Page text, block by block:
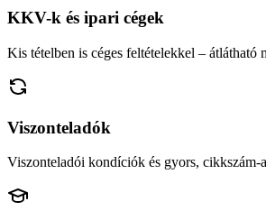
KKV-k és ipari cégek
Kis tételben is céges feltételekkel – átlátható
Viszonteladók
Viszonteladói kondíciók és gyors, cikkszám-